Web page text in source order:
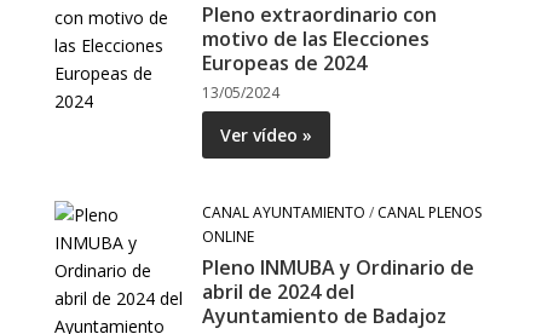
Pleno extraordinario con
motivo de las Elecciones
Europeas de 2024
13/05/2024
Ver vídeo »
CANAL AYUNTAMIENTO / CANAL PLENOS
ONLINE
Pleno INMUBA y Ordinario de
abril de 2024 del
Ayuntamiento de Badajoz